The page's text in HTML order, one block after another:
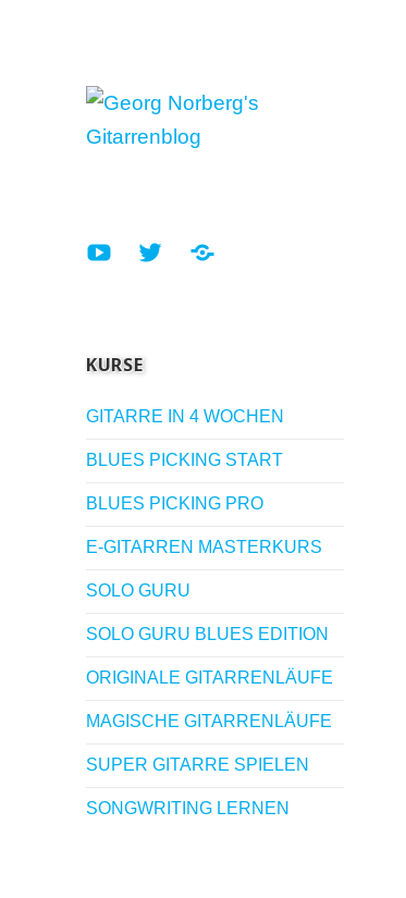
YouTubeTwitterSoundCloud
KURSE
GITARRE IN 4 WOCHEN
BLUES PICKING START
BLUES PICKING PRO
E-GITARREN MASTERKURS
SOLO GURU
SOLO GURU BLUES EDITION
ORIGINALE GITARRENLÄUFE
MAGISCHE GITARRENLÄUFE
SUPER GITARRE SPIELEN
SONGWRITING LERNEN